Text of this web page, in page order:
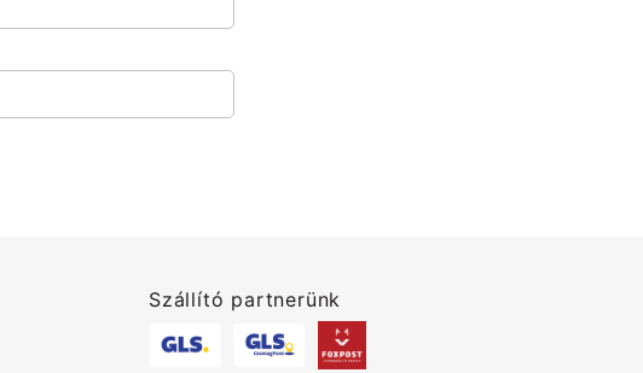
Szállító partnerünk